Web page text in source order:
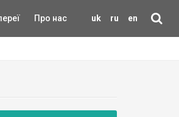
uk ru en
Про нас